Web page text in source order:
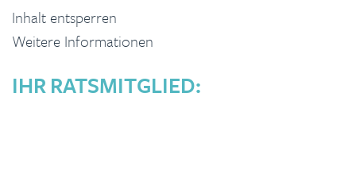
Inhalt entsperren
Weitere Informationen
IHR RATSMITGLIED: